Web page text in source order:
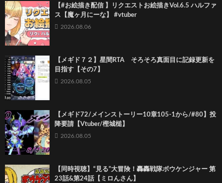
【#お絵描き配信 】リクエストお絵描きVol.6.5 ハルファ
ス【魔ヶ月にーな】 #vtuber
2026.08.06
【メギド７２】星間RTA そろそろ真面目に記録更新を
目指す【その7】
2026.08.05
【メギド72/メインストーリー10章105-1から/#80】投
降要請【Vtuber/樫城槌】
2026.08.05
【同時視聴】“見る”大冒険！轟轟戦隊ボウケンジャー 第
23話&第24話【ミロんさん】